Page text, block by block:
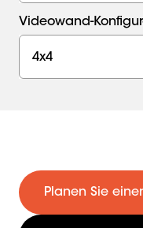
Videowand-
4x4
Planen Sie